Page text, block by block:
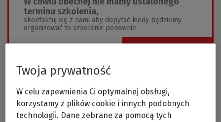
terminu szkolenia,
skontaktuj się z nami aby dopytać kiedy będziemy
organizować to szkolenie ponownie
Twoja prywatność
W celu zapewnienia Ci optymalnej obsługi,
korzystamy z plików cookie i innych podobnych
technologii. Dane zebrane za pomocą tych